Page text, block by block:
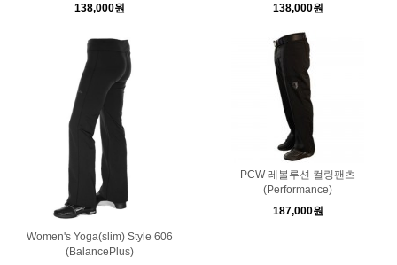
138,000원
138,000원
Women's Yoga(slim) Style 606
(BalancePlus)
PCW 레볼루션 컬링팬츠
(Performance)
187,000원